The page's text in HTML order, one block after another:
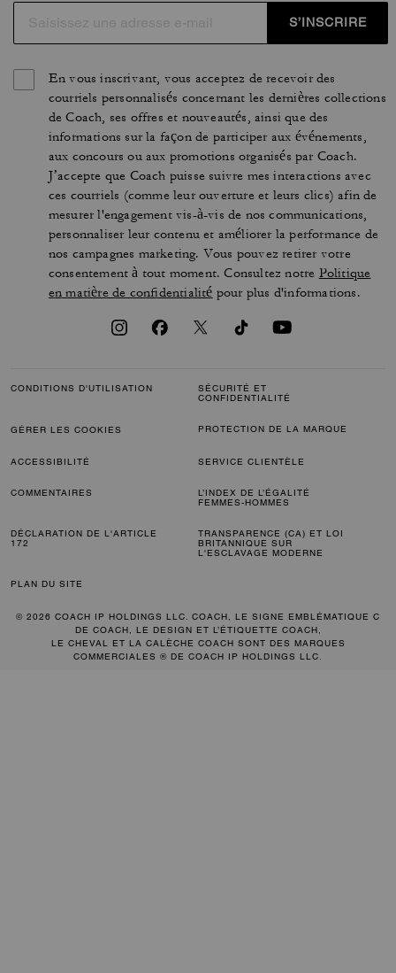
S’INSCRIRE
En vous inscrivant, vous acceptez de recevoir des
courriels personnalisés concernant les dernières collections
de Coach, ses offres et nouveautés, ainsi que des
informations sur la façon de participer aux événements,
aux concours ou aux promotions organisés par Coach.
J’accepte que Coach puisse suivre mes interactions avec
ces courriels (comme leur ouverture et leurs clics) afin de
mesurer l'engagement vis-à-vis de nos communications,
personnaliser leur contenu et améliorer la performance de
nos campagnes marketing. Vous pouvez retirer votre
consentement à tout moment. Consultez notre Politique
en matière de confidentialité pour plus d'informations.
CONDITIONS D'UTILISATION
SÉCURITÉ ET
CONFIDENTIALITÉ
GÉRER LES COOKIES PROTECTION DE LA MARQUE
ACCESSIBILITÉ SERVICE CLIENTÈLE
COMMENTAIRES
L’INDEX DE L’ÉGALITÉ
FEMMES-HOMMES
DÉCLARATION DE L'ARTICLE
172
TRANSPARENCE (CA) ET LOI
BRITANNIQUE SUR
L'ESCLAVAGE MODERNE
PLAN DU SITE
© 2026 COACH IP HOLDINGS LLC. COACH, LE SIGNE EMBLÉMATIQUE C
DE COACH, LE DESIGN ET L’ÉTIQUETTE COACH,
LE CHEVAL ET LA CALÈCHE COACH SONT DES MARQUES
COMMERCIALES ® DE COACH IP HOLDINGS LLC.